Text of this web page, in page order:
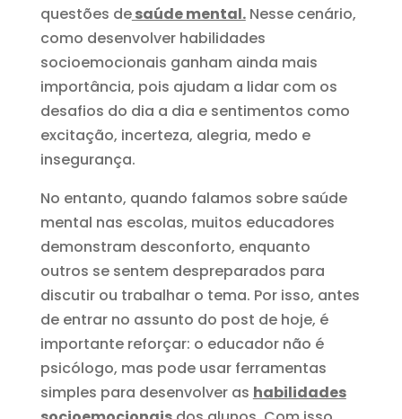
questões desaúde mental.Nesse cenário,
como desenvolver habilidades
socioemocionais ganham ainda mais
importância, pois ajudam a lidar com os
desafios do dia a dia e sentimentos como
excitação, incerteza, alegria, medo e
insegurança.
No entanto, quando falamos sobre saúde
mental nas escolas, muitos educadores
demonstram desconforto, enquanto
outros se sentem despreparados para
discutir ou trabalhar o tema. Por isso, antes
de entrar no assunto do post de hoje, é
importante reforçar: o educador não é
psicólogo, mas pode usar ferramentas
simples para desenvolver as habilidades